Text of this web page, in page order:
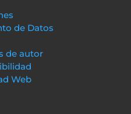
de Datos
de autor
Web